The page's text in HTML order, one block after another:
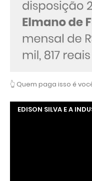
👆 Quem paga isso é
EDISON SILVA E A